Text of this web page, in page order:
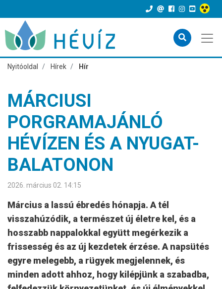
Nyitóoldal Hírek Hír
MÁRCIUSI
PORGRAMAJÁNLÓ
HÉVÍZEN ÉS A NYUGAT-
BALATONON
2026. március 02. 14:15
Március a lassú ébredés hónapja. A tél
visszahúzódik, a természet új életre kel, és a
hosszabb nappalokkal együtt megérkezik a
frissesség és az új kezdetek érzése. A napsütés
egyre melegebb, a rügyek megjelennek, és
minden adott ahhoz, hogy kilépjünk a szabadba,